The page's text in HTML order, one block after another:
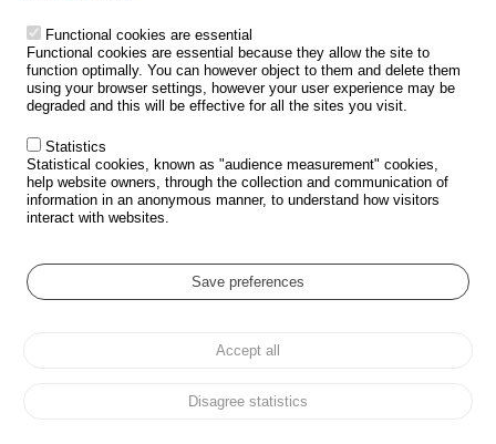
PROCESSING OF PERSONAL DATA FROM ROAD ACCIDENTS
KNOWLEDGE CENTRE
CALL FOR RESEARCH PROJECTS
ROAD SAFETY POLICY
Outils
EVENTS
GLOSSARY
Cookie settings
Personal data protection and Cookies
Functional cookies are essential
Functional cookies are essential because they allow the site to
function optimally. You can however object to them and delete them
using your browser settings, however your user experience may be
degraded and this will be effective for all the sites you visit.
Statistics
Statistical cookies, known as "audience measurement" cookies,
help website owners, through the collection and communication of
information in an anonymous manner, to understand how visitors
interact with websites.
Save preferences
Accept all
Disagree statistics